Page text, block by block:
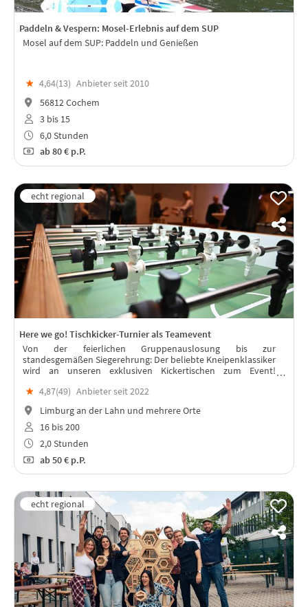
Paddeln & Vespern: Mosel-Erlebnis auf dem SUP
Mosel auf dem SUP: Paddeln und Genießen
★ 4,64(13) Anbieter seit 2010
56812 Cochem
3 bis 15
6,0 Stunden
ab80 € p.P.
Here we go! Tischkicker-Turnier als Teamevent
Von der feierlichen Gruppenauslosung bis zur
standesgemäßen Siegerehrung: Der beliebte Kneipenklassiker
wird an unseren exklusiven Kickertischen zum Event!
Sieger der Herzen garantiert!
★ 4,87(49) Anbieter seit 2022
Limburg an der Lahn und mehrere Orte
16 bis 200
2,0 Stunden
ab50 € p.P.